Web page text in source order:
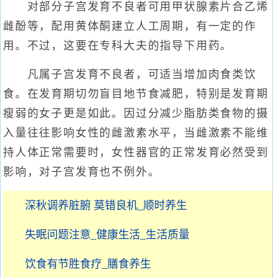
对部分子宫发育不良者可用甲状腺素片合乙烯
雌酚等，配用黄体酮建立人工周期，有一定的作
用。不过，这要在专科大夫的指导下用药。
凡属子宫发育不良者，可适当增加肉食类饮
食。在发育期切勿盲目地节食减肥，特别是发育期
瘦弱的女子更是如此。因过分减少脂肪类食物的摄
入量往往影响女性的雌激素水平，当雌激素不能维
持人体正常需要时，女性器官的正常发育必然受到
影响，对子宫发育也不例外。
深秋调养脏腑 莫错良机_顺时养生
失眠问题注意_健康生活_生活质量
饮食有节胜食疗_膳食养生